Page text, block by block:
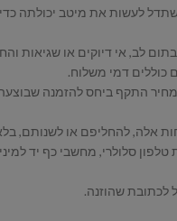
התקף ביחס להזמנה
סלולרי, מחשבי כף יד